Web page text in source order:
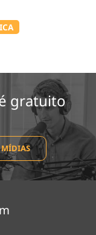
gratuito
MÍDIAS